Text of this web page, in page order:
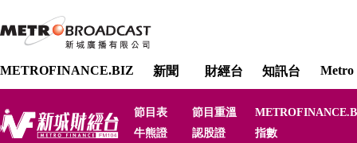
METROFINANCE.BIZ 新聞 財經台 知訊台 Metro
節目表 節目重溫
牛熊證
認股證 指數